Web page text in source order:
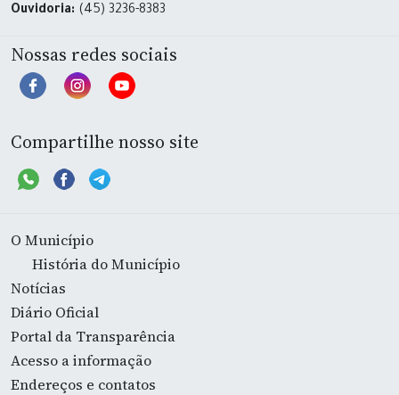
Ouvidoria: (45) 3236-8383
Nossas redes sociais
Compartilhe nosso site
O Município
História do Município
Notícias
Diário Oficial
Portal da Transparência
Acesso a informação
Endereços e contatos